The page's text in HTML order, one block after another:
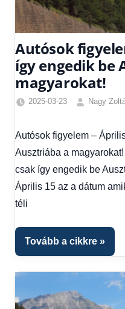
Autósok
így engedik be
magyarokat!
2025-03-23
Nagy
Autósok figyelem –
Ausztriába a
csak így engedik be
Április 15 az a dátum
téli
Tovább a cikkre